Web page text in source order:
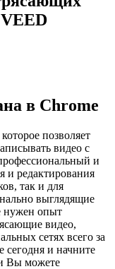
в Chrome
позволяет
видео с
и
и редактирования
так и для
выглядящие
нужен опыт
видео,
сетях всего за
и начните
Вы можете